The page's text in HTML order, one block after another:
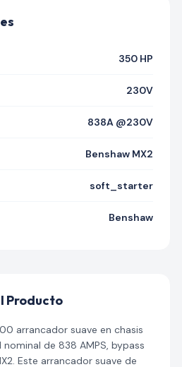
350 HP
230V
838A @230V
Benshaw MX2
soft_starter
Benshaw
Producto
arrancador suave en chasis
de 838 AMPS, bypass
Este arrancador suave de